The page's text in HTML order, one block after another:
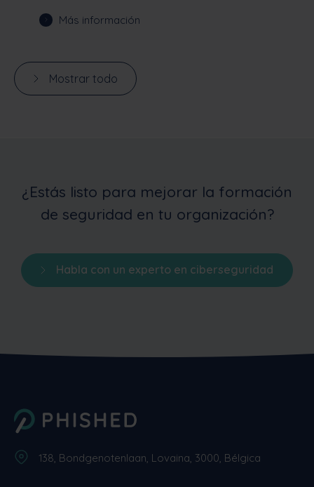
Más información
Mostrar todo
¿Estás listo para mejorar la formación
de seguridad en tu organización?
Habla con un experto en ciberseguridad
138, Bondgenotenlaan, Lovaina, 3000, Bélgica